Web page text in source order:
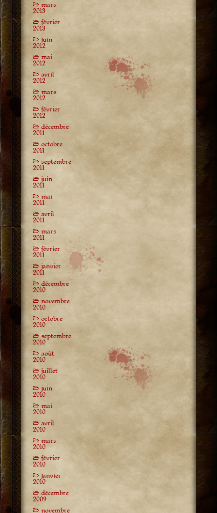
mars
2013
février
2013
juin
2012
mai
2012
avril
2012
mars
2012
février
2012
décembre
2011
octobre
2011
septembre
2011
juin
2011
mai
2011
avril
2011
mars
2011
février
2011
janvier
2011
décembre
2010
novembre
2010
octobre
2010
septembre
2010
août
2010
juillet
2010
juin
2010
mai
2010
avril
2010
mars
2010
février
2010
janvier
2010
décembre
2009
novembre